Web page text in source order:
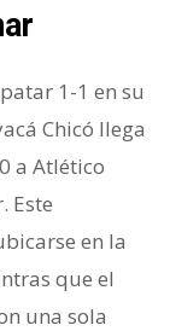
1-1 en su
Chicó llega
a Atlético
Este
en la
que el
una sola